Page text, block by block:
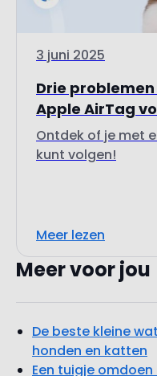
3 juni 2025
Apple AirTag
Ontdek of je met
kunt volgen!
De beste kleine
honden en katten
Een tuigje omdoen
stappen
Hoeveel beweging